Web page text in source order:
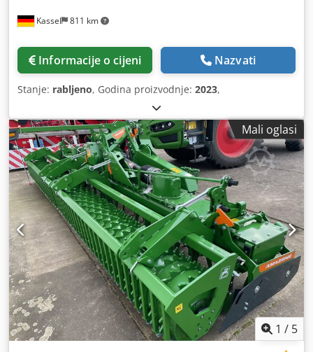
Kassel 811 km
Informacije o cijeni Nazvati
Stanje: rabljeno, Godina proizvodnje: 2023,
Mali oglasi
1 / 5